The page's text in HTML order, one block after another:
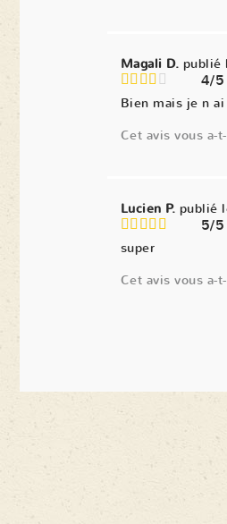
Magali D. publié
4/5
Bien mais je n
Cet avis vous a-
Lucien P. publié
5/5
super
Cet avis vous a-